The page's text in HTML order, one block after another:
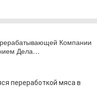
Компании
Дела…
переработкой мяса в